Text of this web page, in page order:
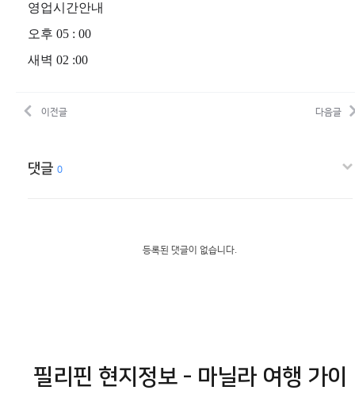
영업시간안내
오후 05 : 00
새벽 02 :00
이전글 다음글
댓글 0
등록된 댓글이 없습니다.
필리핀 현지정보 - 마닐라 여행 가이